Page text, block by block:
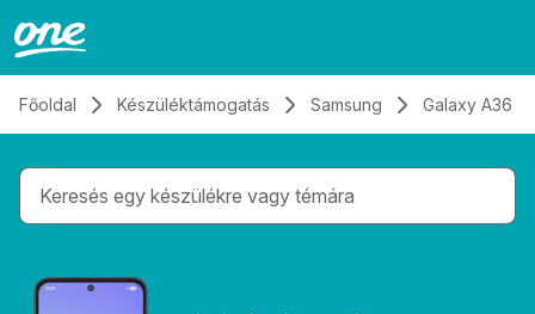
Főoldal Készüléktámogatás Samsung Galaxy A36
Gépelés közben megjelennek a keresési